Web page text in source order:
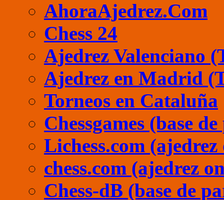
AhoraAjedrez.Com
Chess 24
Ajedrez Valenciano
Ajedrez en Madrid
Torneos en Cataluña
Chessgames (base
Lichess.com
chess.com (ajedrez
Chess-dB (base de